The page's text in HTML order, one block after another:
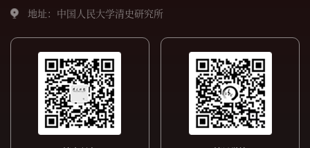
地址：中国人民大学清史研究所